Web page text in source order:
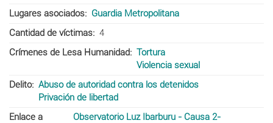
Lugares asociados
Guardia Metropolitana
Cantidad de víctimas
4
Crímenes de Lesa Humanidad
Tortura
Violencia sexual
Delito
Abuso de autoridad contra los detenidos
Privación de libertad
Enlace a
Observatorio Luz Ibarburu - Causa 2-